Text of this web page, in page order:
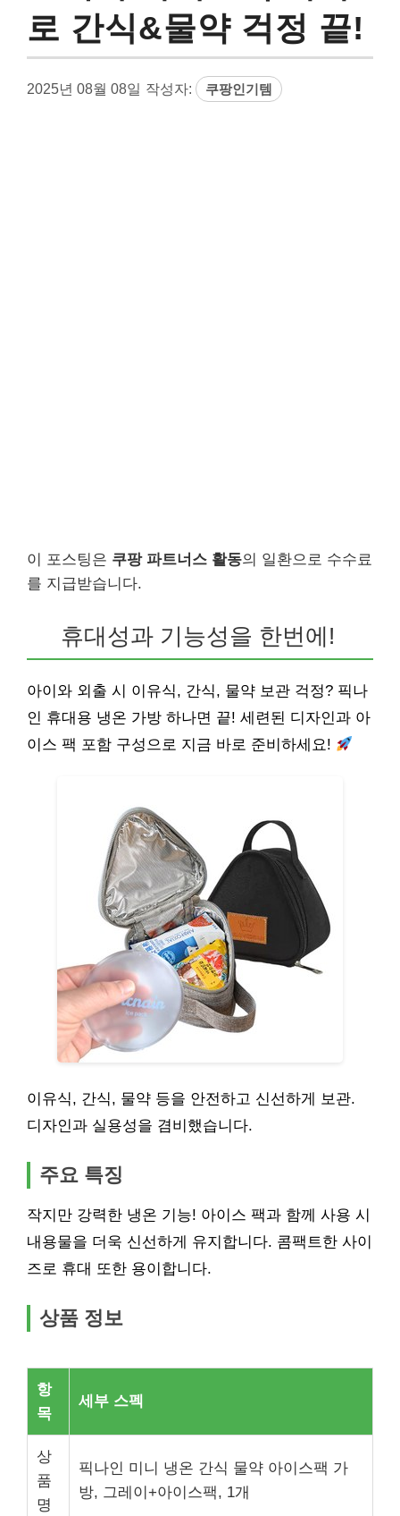
로 간식&물약 걱정 끝!
2025년 08월 08일 작성자: 쿠팡인기템
이 포스팅은 쿠팡 파트너스 활동의 일환으로 수수료
를 지급받습니다.
휴대성과 기능성을 한번에!
아이와 외출 시 이유식, 간식, 물약 보관 걱정? 픽나
인 휴대용 냉온 가방 하나면 끝! 세련된 디자인과 아
이스 팩 포함 구성으로 지금 바로 준비하세요!
이유식, 간식, 물약 등을 안전하고 신선하게 보관.
디자인과 실용성을 겸비했습니다.
주요 특징
작지만 강력한 냉온 기능! 아이스 팩과 함께 사용 시
내용물을 더욱 신선하게 유지합니다. 콤팩트한 사이
즈로 휴대 또한 용이합니다.
상품 정보
항
목
세부 스펙
상
품
명
픽나인 미니 냉온 간식 물약 아이스팩 가
방, 그레이+아이스팩, 1개